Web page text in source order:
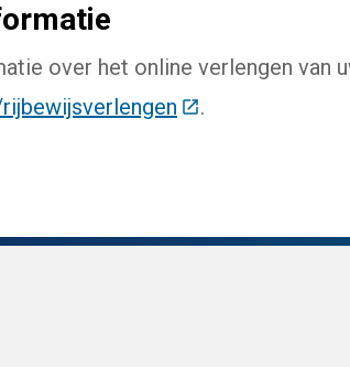
over het online verlengen van
(Deze link gaat
.